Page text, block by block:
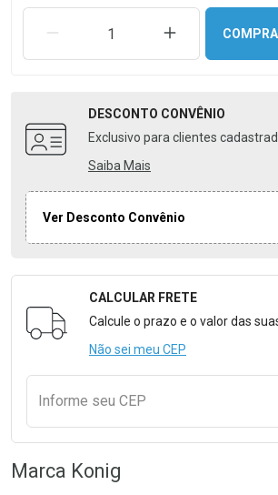
REMOVER UMA UNIDADEAUMENTAR UMA
DESCONTO CONVÊNIO
Exclusivo para clientes
Saiba Mais
Ver Desconto Convênio
Formulário para Calcular o
CALCULAR FRETE
Calcule o prazo e o valor das
Não sei meu CEP
Informe seu CEP
Marca Konig